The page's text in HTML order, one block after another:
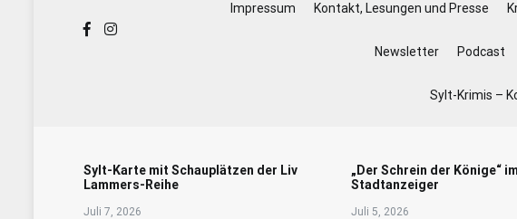
Impressum Kontakt, Lesungen und Presse
Newsletter Podcast
Sylt-Krimis –
Sylt-Karte mit Schauplätzen der Liv
Lammers-Reihe
Juli 7, 2026
„Der Schrein der Könige“
Stadtanzeiger
Juli 5, 2026